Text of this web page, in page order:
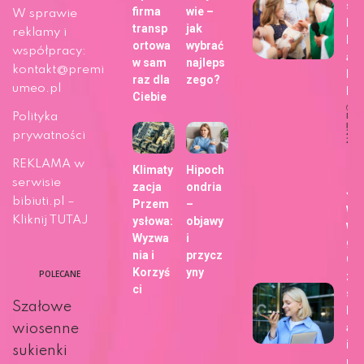
W sprawie
reklamy i
współpracy:
kontakt@premi
umeo.pl
Polityka
prywatności
REKLAMA w
serwisie
bibiuti.pl –
Kliknij TUTAJ
POLECANE
Szałowe
wiosenne
sukienki
firma
transp
ortowa
w sam
raz dla
Ciebie
wie –
jak
wybrać
najleps
zego?
Klimaty
zacja
Przem
ysłowa:
Wyzwa
nia i
Korzyś
ci
Hipoch
ondria
–
objawy
i
przycz
yny
29